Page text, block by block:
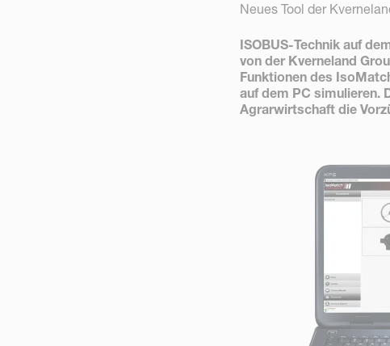
Neues Tool der
ISOBUS-Technik auf
von der Kverneland
Funktionen des
auf dem PC simulieren.
Agrarwirtschaft die